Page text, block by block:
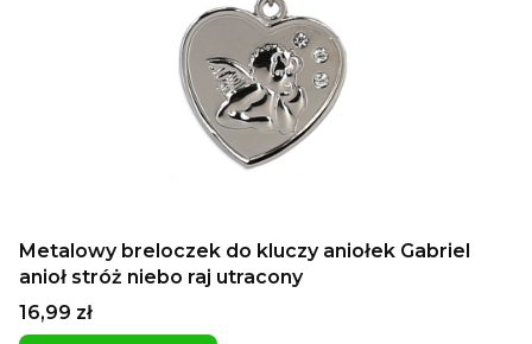
Metalowy breloczek do kluczy aniołek Gabriel
anioł stróż niebo raj utracony
Cena
16,99 zł